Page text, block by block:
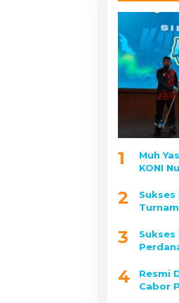
1
Muh
KONI
2
Sukses
3
4
Resmi
Cabor